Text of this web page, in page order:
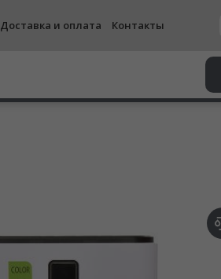
Доставка и оплата Контакты